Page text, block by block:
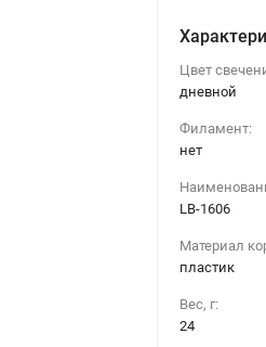
Цвет
дневной
Филамент:
нет
LB-1606
Материал
пластик
Вес, г:
24